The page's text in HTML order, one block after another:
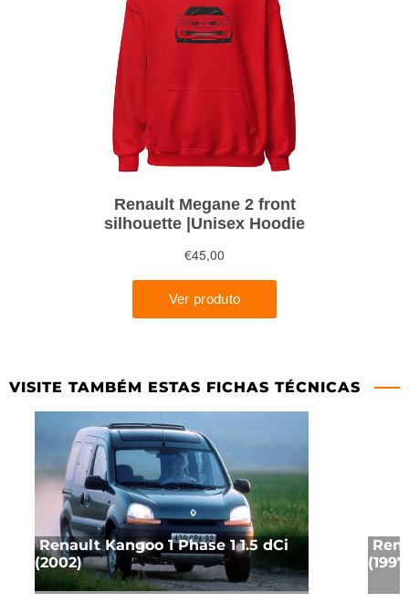
VISITE TAMBÉM ESTAS FICHAS TÉCNICAS
Renault Kangoo 1 Phase 1 1.5 dCi
(2002)